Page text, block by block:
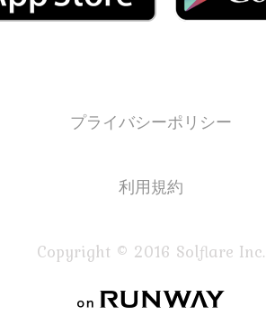
プライバシーポリシー
利用規約
Copyright © 2016 Solflare Inc.